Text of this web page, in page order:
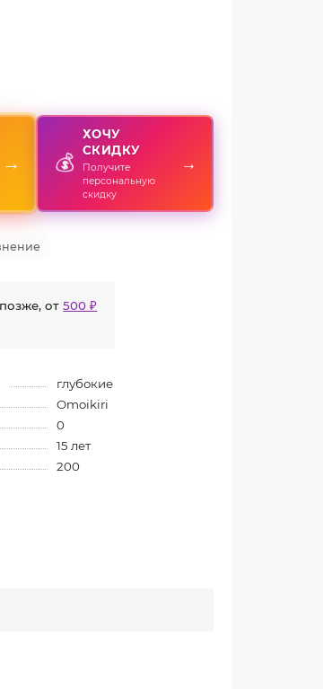
→ 💰
ХОЧУ
СКИДКУ
Получите
персональную
скидку
→
от500 ₽
глубокие
Omoikiri
0
15 лет
200